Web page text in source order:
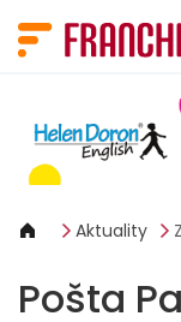
Aktuality
Pošta